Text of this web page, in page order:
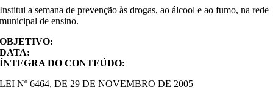
Institui a semana de prevenção às drogas, ao álcool e ao fumo, na rede
municipal de ensino.
OBJETIVO:
DATA:
ÍNTEGRA DO CONTEÚDO:
LEI Nº 6464, DE 29 DE NOVEMBRO DE 2005